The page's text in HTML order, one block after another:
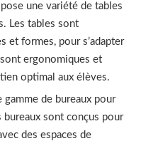
une variété de tables
Les tables sont
et formes, pour s’adapter
ergonomiques et
optimal aux élèves.
de bureaux pour
bureaux sont conçus pour
des espaces de